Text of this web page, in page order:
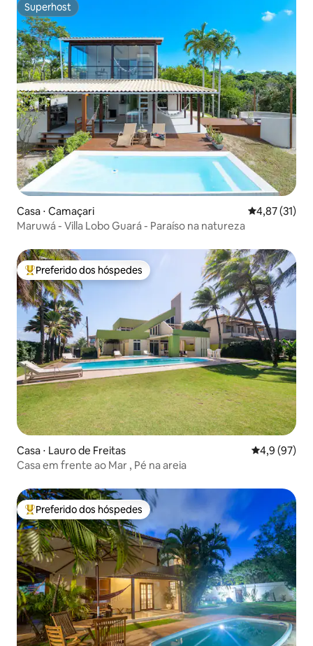
Superhost
Superhost
Casa ⋅ Camaçari 4,87 de uma
4,87 (31)
Maruwá - Villa Lobo Guará - Paraíso na natureza
Entre os melhores preferidos dos hóspedes
Preferido dos hóspedes
Casa ⋅ Lauro de Freitas 4,9 de uma
4,9 (97)
Casa em frente ao Mar , Pé na areia
Entre os melhores preferidos dos hóspedes
Preferido dos hóspedes